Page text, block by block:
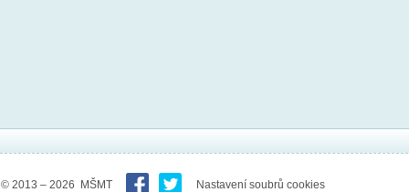
© 2013 – 2026 MŠMT Nastavení soubrů cookies